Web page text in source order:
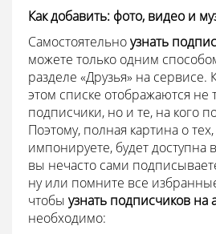
Как добавить: фото, видео и
Самостоятельноузнать
можете только одним
разделе «Друзья» на
этом списке отображаются не
подписчики, но и те, на кого
Поэтому, полная картина о
импонируете, будет доступна
вы нечасто сами
ну или помните все
чтобы узнать подписчиков на
необходимо: